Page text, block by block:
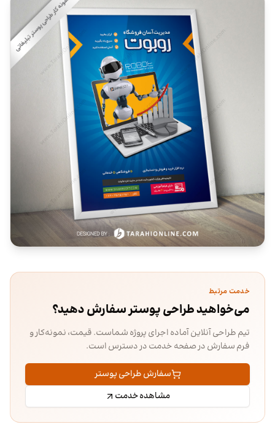
خدمت مرتبط
می‌خواهید طراحی پوستر سفارش دهید؟
تیم طراحی آنلاین آماده اجرای پروژه شماست. قیمت، نمونه‌کار و
فرم سفارش در صفحه خدمت در دسترس است.
سفارش طراحی پوستر
مشاهده خدمت